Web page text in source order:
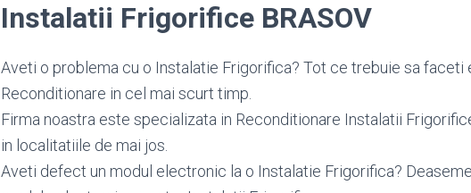
Instalatii Frigorifice BRASOV
Aveti o problema cu o Instalatie Frigorifica? Tot ce trebuie sa faceti
Reconditionare in cel mai scurt timp.
Firma noastra este specializata in Reconditionare Instalatii
in localitatiile de mai jos.
Aveti defect un modul electronic la o Instalatie Frigorifica?